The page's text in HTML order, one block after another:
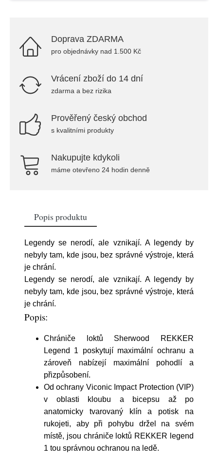
Doprava ZDARMA
pro objednávky nad 1.500 Kč
Vrácení zboží do 14 dní
zdarma a bez rizika
Prověřený český obchod
s kvalitními produkty
Nakupujte kdykoli
máme otevřeno 24 hodin denně
Popis produktu
Legendy se nerodí, ale vznikají. A legendy by
nebyly tam, kde jsou, bez správné výstroje, která
je chrání.
Legendy se nerodí, ale vznikají. A legendy by
nebyly tam, kde jsou, bez správné výstroje, která
je chrání.
Popis:
Chrániče loktů Sherwood REKKER
Legend 1 poskytují maximální ochranu a
zároveň nabízejí maximální pohodlí a
přizpůsobení.
Od ochrany Viconic Impact Protection (VIP)
v oblasti kloubu a bicepsu až po
anatomicky tvarovaný klín a potisk na
rukojeti, aby při pohybu držel na svém
místě, jsou chrániče loktů REKKER legend
1 tou správnou ochranou na ledě.